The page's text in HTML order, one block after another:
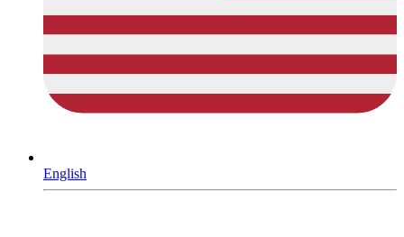
English